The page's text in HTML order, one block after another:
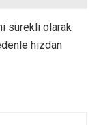
sürekli olarak
hızdan